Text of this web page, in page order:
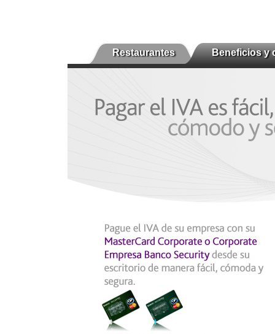
Restaurantes Beneficios y